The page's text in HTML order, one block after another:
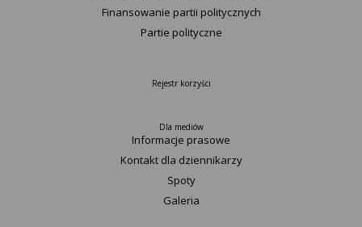
Finansowanie partii politycznych
Partie polityczne
Rejestr korzyści
Dla mediów
Informacje prasowe
Kontakt dla dziennikarzy
Spoty
Galeria